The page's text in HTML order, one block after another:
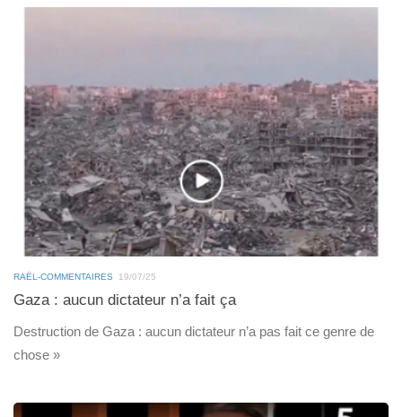
RAËL-COMMENTAIRES 19/07/25
Gaza : aucun dictateur n’a fait ça
Destruction de Gaza : aucun dictateur n’a pas fait ce genre de
chose »